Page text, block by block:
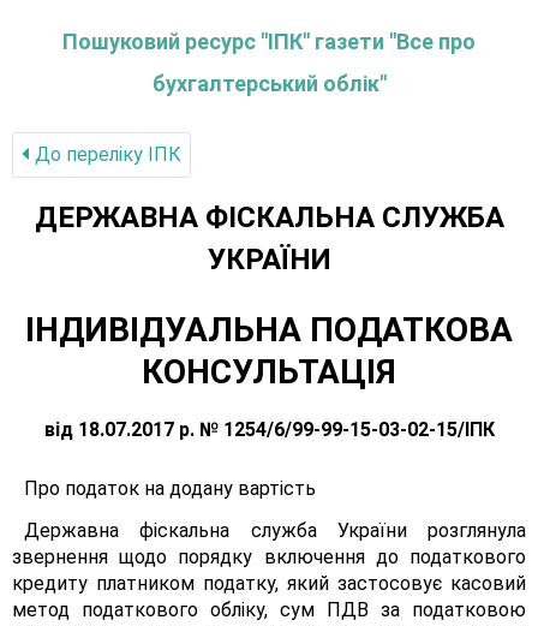
Пошуковий ресурс "ІПК" газети "Все про
бухгалтерський облік"
До переліку IПК
ДЕРЖАВНА ФІСКАЛЬНА СЛУЖБА
УКРАЇНИ
ІНДИВІДУАЛЬНА ПОДАТКОВА
КОНСУЛЬТАЦІЯ
від 18.07.2017 р. № 1254/6/99-99-15-03-02-15/ІПК
Про податок на додану вартість
Державна фіскальна служба України розглянула
звернення щодо порядку включення до податкового
кредиту платником податку, який застосовує касовий
метод податкового обліку, сум ПДВ за податковою